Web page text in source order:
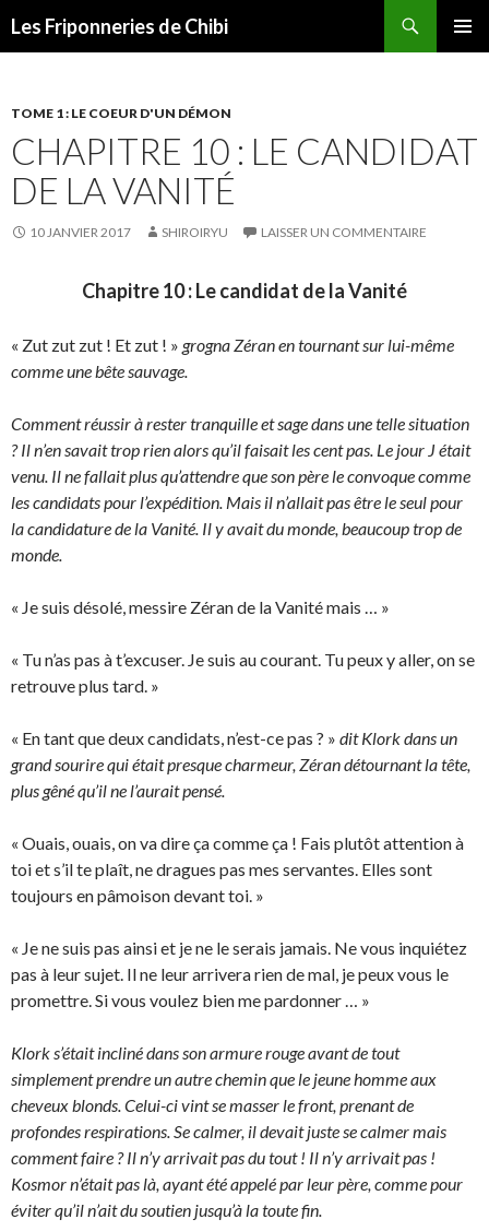
Les Friponneries de Chibi
TOME 1 : LE COEUR D'UN DÉMON
CHAPITRE 10 : LE CANDIDAT
DE LA VANITÉ
10 JANVIER 2017 SHIROIRYU LAISSER UN COMMENTAIRE
Chapitre 10 : Le candidat de la Vanité
« Zut zut zut ! Et zut ! » grogna Zéran en tournant sur lui-même
comme une bête sauvage.
Comment réussir à rester tranquille et sage dans une telle situation
? Il n’en savait trop rien alors qu’il faisait les cent pas. Le jour J était
venu. Il ne fallait plus qu’attendre que son père le convoque comme
les candidats pour l’expédition. Mais il n’allait pas être le seul pour
la candidature de la Vanité. Il y avait du monde, beaucoup trop de
monde.
« Je suis désolé, messire Zéran de la Vanité mais … »
« Tu n’as pas à t’excuser. Je suis au courant. Tu peux y aller, on se
retrouve plus tard. »
« En tant que deux candidats, n’est-ce pas ? » dit Klork dans un
grand sourire qui était presque charmeur, Zéran détournant la tête,
plus gêné qu’il ne l’aurait pensé.
« Ouais, ouais, on va dire ça comme ça ! Fais plutôt attention à
toi et s’il te plaît, ne dragues pas mes servantes. Elles sont
toujours en pâmoison devant toi. »
« Je ne suis pas ainsi et je ne le serais jamais. Ne vous inquiétez
pas à leur sujet. Il ne leur arrivera rien de mal, je peux vous le
promettre. Si vous voulez bien me pardonner … »
Klork s’était incliné dans son armure rouge avant de tout
simplement prendre un autre chemin que le jeune homme aux
cheveux blonds. Celui-ci vint se masser le front, prenant de
profondes respirations. Se calmer, il devait juste se calmer mais
comment faire ? Il n’y arrivait pas du tout ! Il n’y arrivait pas !
Kosmor n’était pas là, ayant été appelé par leur père, comme pour
éviter qu’il n’ait du soutien jusqu’à la toute fin.